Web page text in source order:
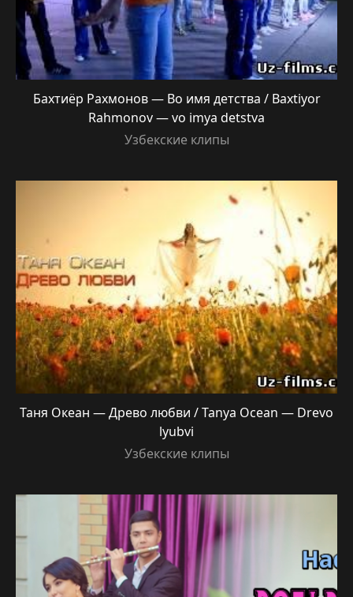
Бахтиёр Рахмонов — Во имя детства / Baxtiyor
Rahmonov — vo imya detstva
Узбекские клипы
Таня Океан — Древо любви / Tanya Ocean — Drevo
lyubvi
Узбекские клипы